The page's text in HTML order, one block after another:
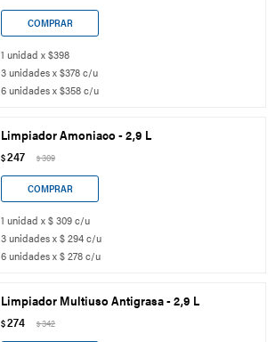
1 unidad x $398
3 unidades x $378 c/u
6 unidades x $358 c/u
Limpiador Amoniaco - 2,9 L
$247 $309
1 unidad x $ 309 c/u
3 unidades x $ 294 c/u
6 unidades x $ 278 c/u
Limpiador Multiuso Antigrasa - 2,9 L
$274 $342